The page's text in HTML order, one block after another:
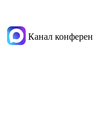
Канал